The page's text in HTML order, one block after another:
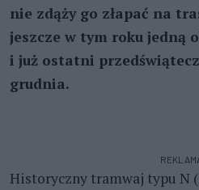
nie zdąży go złapać na
jeszcze w tym roku jedną
i już ostatni
grudnia.
Historyczny tramwaj typu N